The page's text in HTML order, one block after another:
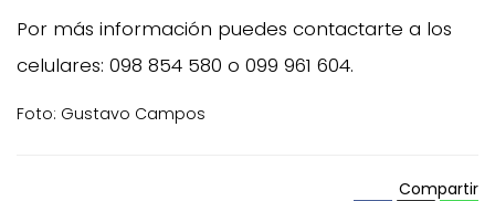
Por más información puedes contactarte a los
celulares: 098 854 580 o 099 961 604.
Foto: Gustavo Campos
Compartir